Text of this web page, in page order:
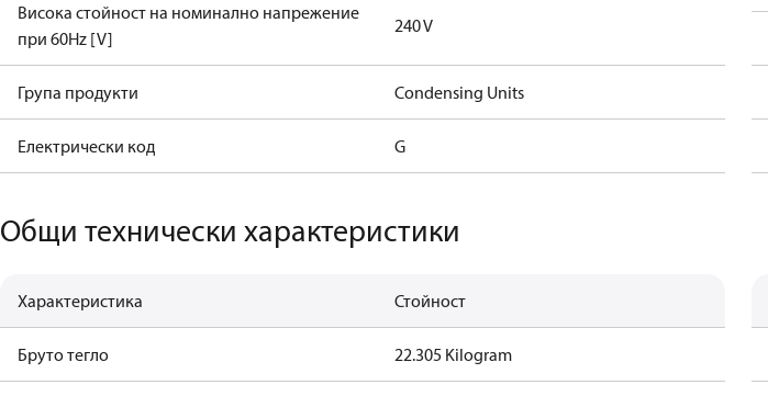
Висока стойност на номинално напрежение
при 60Hz [V]
240 V
Група продукти Condensing Units
Електрически код G
Общи технически характеристики
Характеристика Стойност
Бруто тегло 22.305 Kilogram